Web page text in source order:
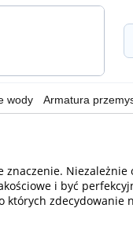
wody Armatura
i być